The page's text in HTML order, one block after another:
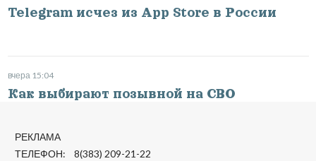
Telegram исчез из App Store в России
вчера 15:04
Как выбирают позывной на СВО
РЕКЛАМА
ТЕЛЕФОН: 8(383) 209-21-22